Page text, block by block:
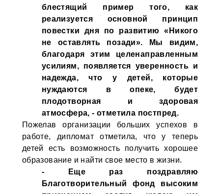
блестящий пример того, как
реализуется основной принцип
повестки дня по развитию «Никого
не оставлять позади». Мы видим,
благодаря этим целенаправленным
усилиям, появляется уверенность и
надежда, что у детей, которые
нуждаются в опеке, будет
плодотворная и здоровая
атмосфера, - отметила постпред.
Пожелав организации больших успехов в
работе, дипломат отметила, что у теперь
детей есть возможность получить хорошее
образование и найти свое место в жизни.
- Еще раз поздравляю
Благотворительный фонд высоким